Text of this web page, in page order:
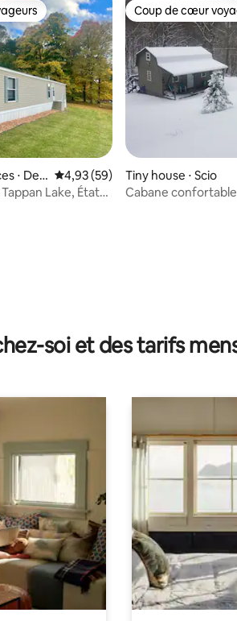
39 commentaires : 4,97 sur 5
les plus appréciés
⋅ Dee Évaluation moyenne sur la base
4,93 (59)
Lake, États-
Coup de cœur
Coup de cœur
Tiny house ⋅ Scio
Cabane confortable
soi et des tarifs